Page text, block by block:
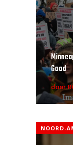
Good
door
NOORD-